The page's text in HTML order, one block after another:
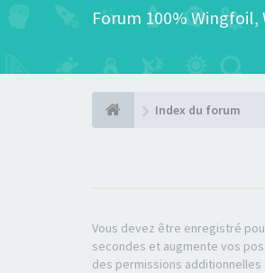
Forum 100%
Index du forum
Vous devez être enregistré
secondes et augmente vos
des permissions